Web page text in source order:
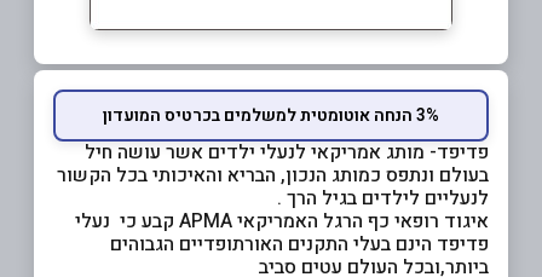
3% הנחה אוטומטית למשלמים בכרטיס המועדון
פדיפד- מותג אמריקאי לנעלי ילדים אשר עושה חיל
בעולם ונתפס כמותג הנכון, הבריא והאיכותי בכל הקשור
לנעליים לילדים בגיל הרך .
איגוד רופאי כף הרגל האמריקאי APMA קבע כי נעלי
פדיפד הינם בעלי התקנים האורתופדיים הגבוהים
ביותר,ובכל העולם עטים סביב